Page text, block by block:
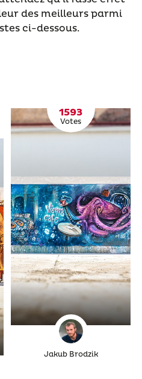
des meilleurs parmi
ci-dessous.
1593
Votes
Jakub Brodzik